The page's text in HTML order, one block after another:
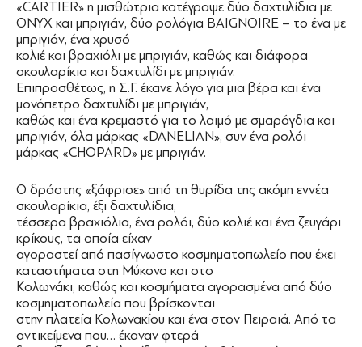
«CARTIER» η μισθώτρια κατέγραψε δύο δαχτυλίδια με
ONYX και μπριγιάν, δύο ρολόγια BAIGNOIRE – το ένα με
μπριγιάν, ένα χρυσό
κολιέ και βραχιόλι με μπριγιάν, καθώς και διάφορα
σκουλαρίκια και δαχτυλίδι με μπριγιάν.
Επιπροσθέτως, η Σ.Γ. έκανε λόγο για μια βέρα και ένα
μονόπετρο δαχτυλίδι με μπριγιάν,
καθώς και ένα κρεμαστό για το λαιμό με σμαράγδια και
μπριγιάν, όλα μάρκας «DANELIAN», συν ένα ρολόι
μάρκας «CHOPARD» με μπριγιάν.
Ο δράστης «ξάφρισε» από τη θυρίδα της ακόμη εννέα
σκουλαρίκια, έξι δαχτυλίδια,
τέσσερα βραχιόλια, ένα ρολόι, δύο κολιέ και ένα ζευγάρι
κρίκους, τα οποία είχαν
αγοραστεί από πασίγνωστο κοσμηματοπωλείο που έχει
καταστήματα στη Μύκονο και στο
Κολωνάκι, καθώς και κοσμήματα αγορασμένα από δύο
κοσμηματοπωλεία που βρίσκονται
στην πλατεία Κολωνακίου και ένα στον Πειραιά. Από τα
αντικείμενα που… έκαναν φτερά